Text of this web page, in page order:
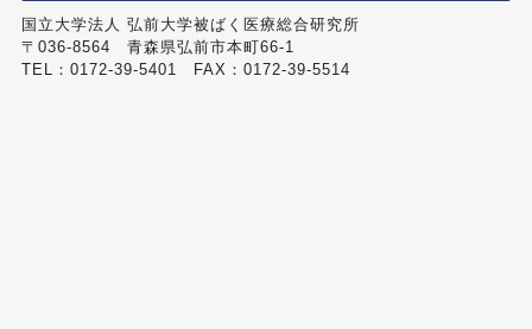
国立大学法人 弘前大学被ばく医療総合研究所
〒036-8564 青森県弘前市本町66-1
TEL：0172-39-5401 FAX：0172-39-5514